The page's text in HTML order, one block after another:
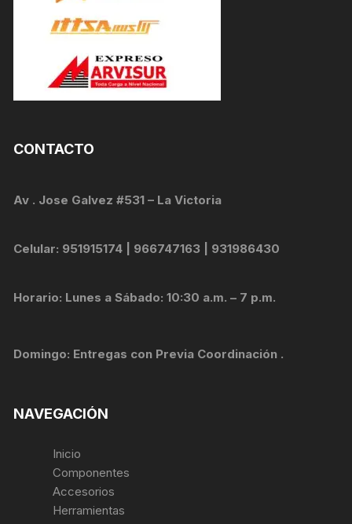
CONTACTO
Av . Jose Galvez #531 – La Victoria
Celular: 951915174 | 966747163 | 931986430
Horario: Lunes a Sábado: 10:30 a.m. – 7 p.m.
Domingo: Entregas con Previa Coordinación .
NAVEGACIÓN
Inicio
Componentes
Accesorios
Herramientas